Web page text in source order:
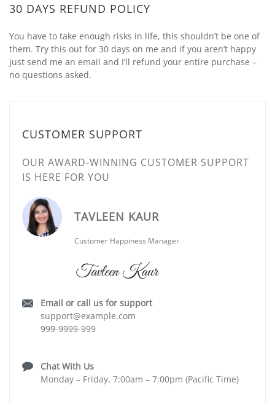
30 DAYS REFUND POLICY
You have to take enough risks in life, this shouldn’t be one of
them. Try this out for 30 days on me and if you aren’t happy
just send me an email and I’ll refund your entire purchase –
no questions asked.
CUSTOMER SUPPORT
OUR AWARD-WINNING CUSTOMER SUPPORT
IS HERE FOR YOU
TAVLEEN KAUR
Customer Happiness Manager
Email or call us for support
support@example.com
999-9999-999
Chat With Us
Monday – Friday, 7:00am – 7:00pm (Pacific Time)